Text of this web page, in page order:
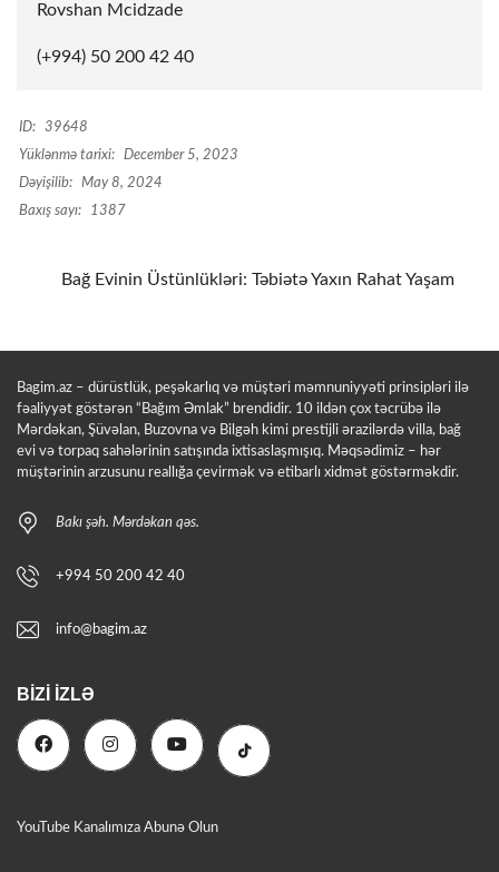
Rovshan Mcidzade
(+994) 50 200 42 40
ID:
39648
Yüklənmə tarixi:
December 5, 2023
Dəyişilib:
May 8, 2024
Baxış sayı:
1387
Bağ Evinin Üstünlükləri: Təbiətə Yaxın Rahat Yaşam
Bagim.az – dürüstlük, peşəkarlıq və müştəri məmnuniyyəti prinsipləri ilə
fəaliyyət göstərən “Bağım Əmlak” brendidir. 10 ildən çox təcrübə ilə
Mərdəkan, Şüvəlan, Buzovna və Bilgəh kimi prestijli ərazilərdə villa, bağ
evi və torpaq sahələrinin satışında ixtisaslaşmışıq. Məqsədimiz – hər
müştərinin arzusunu reallığa çevirmək və etibarlı xidmət göstərməkdir.
Bakı şəh. Mərdəkan qəs.
+994 50 200 42 40
info@bagim.az
BIZI İZLƏ
YouTube Kanalımıza Abunə Olun